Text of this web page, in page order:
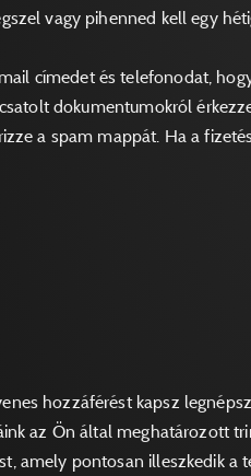
vagy pihenned kell egy
címedet és telefonodat,
dokumentumokról
a spam mappát. Ha a
hozzáférést kapsz
az Ön által meghatározott
amely pontosan illeszkedik a